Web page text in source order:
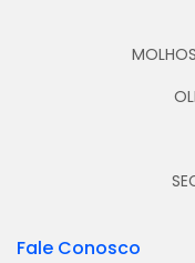
Fale Conosco